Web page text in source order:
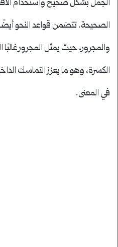
الجمل بشكل صحيح واستخدام
الصحيحة. تتضمن قواعد النحو
والمجرور، حيث يمثل المجرور
الكسرة، وهو ما يعزز التماسك
في المعنى.